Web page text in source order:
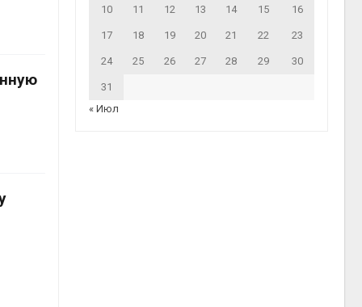
10 11 12 13 14 15 16
17 18 19 20 21 22 23
24 25 26 27 28 29 30
31
« Июл